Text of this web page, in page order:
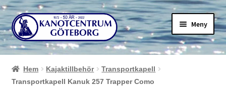
Hoppa
till
navigering
Hoppa
till
innehåll
Meny
Hem Kajaktillbehör
Transportkapell
Transportkapell Kanuk 257 Trapper Como